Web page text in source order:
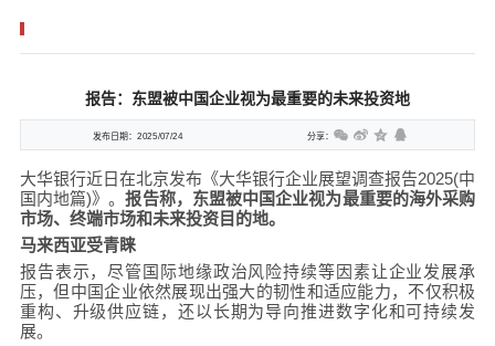
报告：东盟被中国企业视为最重要的未来投资地
发布日期： 2025/07/24 分享：
大华银行近日在北京发布《大华银行企业展望调查报告2025(中
国内地篇)》。报告称，东盟被中国企业视为最重要的海外采购
市场、终端市场和未来投资目的地。
马来西亚受青睐
报告表示，尽管国际地缘政治风险持续等因素让企业发展承
压，但中国企业依然展现出强大的韧性和适应能力，不仅积极
重构、升级供应链，还以长期为导向推进数字化和可持续发
展。